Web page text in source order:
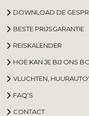
DOWNLOAD DE
BESTE PRIJSGARANTIE
REISKALENDER
HOE KAN JE BIJ ONS
VLUCHTEN,
FAQ'S
CONTACT